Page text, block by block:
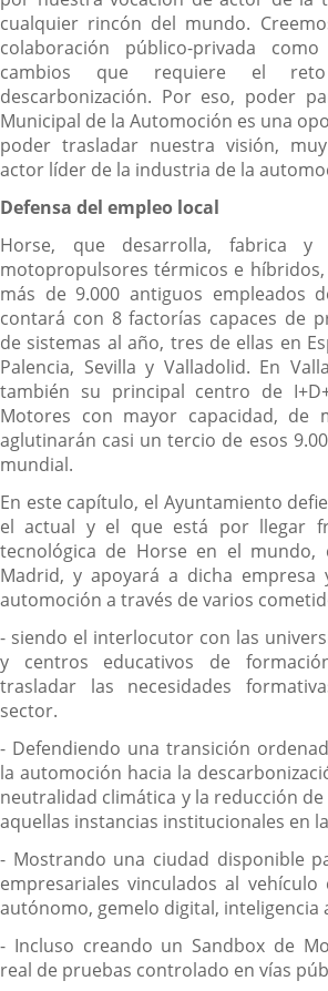
cualquier rincón del mundo.
colaboración público-privada
cambios que requiere el
descarbonización. Por eso, poder
Municipal de la Automoción es una
poder trasladar nuestra visión,
actor líder de la industria de la
Defensa del empleo local
Horse, que desarrolla, fabrica y
motopropulsores térmicos e
más de 9.000 antiguos empleados
contará con 8 factorías capaces de
de sistemas al año, tres de ellas en
Palencia, Sevilla y Valladolid. En
también su principal centro de
Motores con mayor capacidad, de
aglutinarán casi un tercio de esos
mundial.
En este capítulo, el Ayuntamiento
el actual y el que está por llegar
tecnológica de Horse en el mundo,
Madrid, y apoyará a dicha
automoción a través de varios
- siendo el interlocutor con las
y centros educativos de
trasladar las necesidades
sector.
- Defendiendo una transición
la automoción hacia la
neutralidad climática y la reducción
aquellas instancias institucionales en
- Mostrando una ciudad disponible
empresariales vinculados al vehículo
autónomo, gemelo digital, inteligencia
- Incluso creando un Sandbox de
real de pruebas controlado en vías